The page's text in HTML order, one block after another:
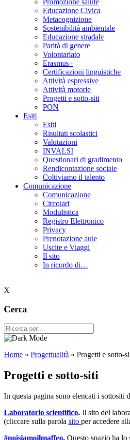
Educazione Civica
Metacognizione
Sostenibilità ambientale
Educazione stradale
Parità di genere
Volontariato
Erasmus+
Certificazioni linguistiche
Attività espressive
Attività motorie
Progetti e sotto-siti
PON
Esiti
Esiti
Risultati scolastici
Valutazioni
INVALSI
Questionari di gradimento
Rendicontazione sociale
Coltiviamo il talento
Comunicazione
Comunicazione
Circolari
Modulistica
Registro Elettronico
Privacy
Prenotazione aule
Uscite e Viaggi
Il sito
In ricordo di…
X
Cerca
Home » Progettualità » Progetti e sotto-
Progetti e sotto-siti
In questa pagina sono elencati i
Laboratorio scientifico. Il sito del
(cliccare sulla parola sito per accedere
#noisiamoilmaffeo. Questo spazio ha